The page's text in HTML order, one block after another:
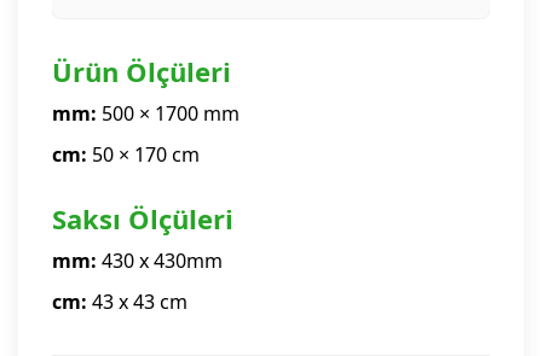
Ürün Ölçüleri
mm: 500 × 1700 mm
cm: 50 × 170 cm
Saksı Ölçüleri
mm: 430 x 430mm
cm: 43 x 43 cm